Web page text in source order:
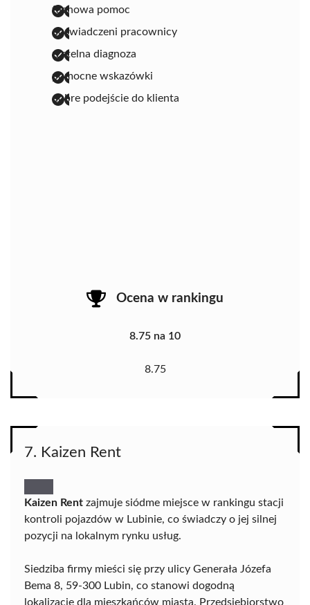
fachowa pomoc
doświadczeni pracownicy
rzetelna diagnoza
pomocne wskazówki
dobre podejście do klienta
Ocena w rankingu
8.75 na 10
8.75
7. Kaizen Rent
Kaizen Rent zajmuje siódme miejsce w rankingu stacji
kontroli pojazdów w Lubinie, co świadczy o jej silnej
pozycji na lokalnym rynku usług.
Siedziba firmy mieści się przy ulicy Generała Józefa
Bema 8, 59-300 Lubin, co stanowi dogodną
lokalizację dla mieszkańców miasta. Przedsiębiorstwo